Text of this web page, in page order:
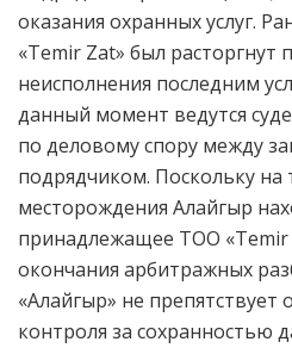
оказания охранных услуг.
«Temir Zat» был расторгнут
неисполнения последним
данный момент ведутся
по деловому спору между
подрядчиком. Поскольку на
месторождения Алайгыр
принадлежащее ТОО «Temir
окончания арбитражных
«Алайгыр» не препятствует
контроля за сохранностью